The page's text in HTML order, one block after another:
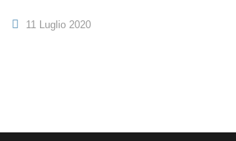
11 Luglio 2020